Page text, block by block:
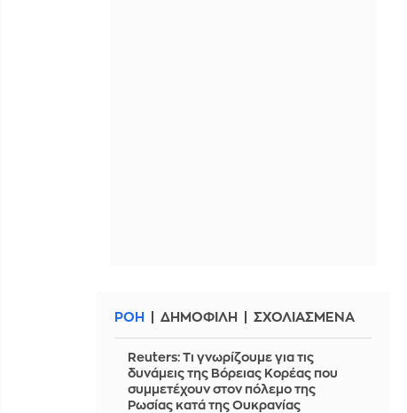
ΡΟΗ ΔΗΜΟΦΙΛΗ ΣΧΟΛΙΑΣΜΕΝΑ
Reuters: Τι γνωρίζουμε για τις
δυνάμεις της Βόρειας Κορέας που
συμμετέχουν στον πόλεμο της
Ρωσίας κατά της Ουκρανίας